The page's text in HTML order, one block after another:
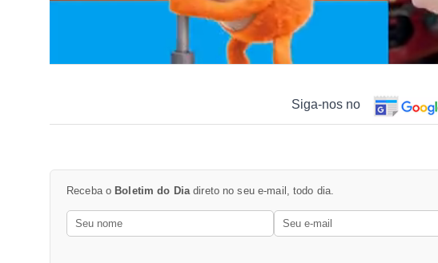
Siga-nos no
Receba o Boletim do Diadireto no seu e-mail, todo dia.